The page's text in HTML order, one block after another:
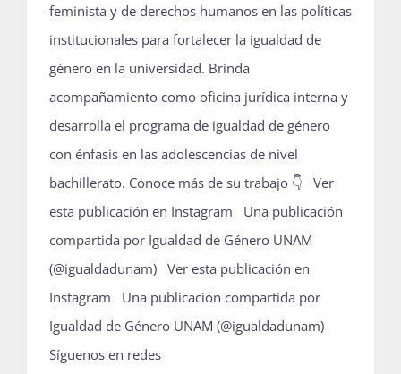
feminista y de derechos humanos en las políticas
institucionales para fortalecer la igualdad de
género en la universidad. Brinda
acompañamiento como oficina jurídica interna y
desarrolla el programa de igualdad de género
con énfasis en las adolescencias de nivel
bachillerato. Conoce más de su trabajo 👇 Ver
esta publicación en Instagram Una publicación
compartida por Igualdad de Género UNAM
(@igualdadunam) Ver esta publicación en
Instagram Una publicación compartida por
Igualdad de Género UNAM (@igualdadunam)
Síguenos en redes